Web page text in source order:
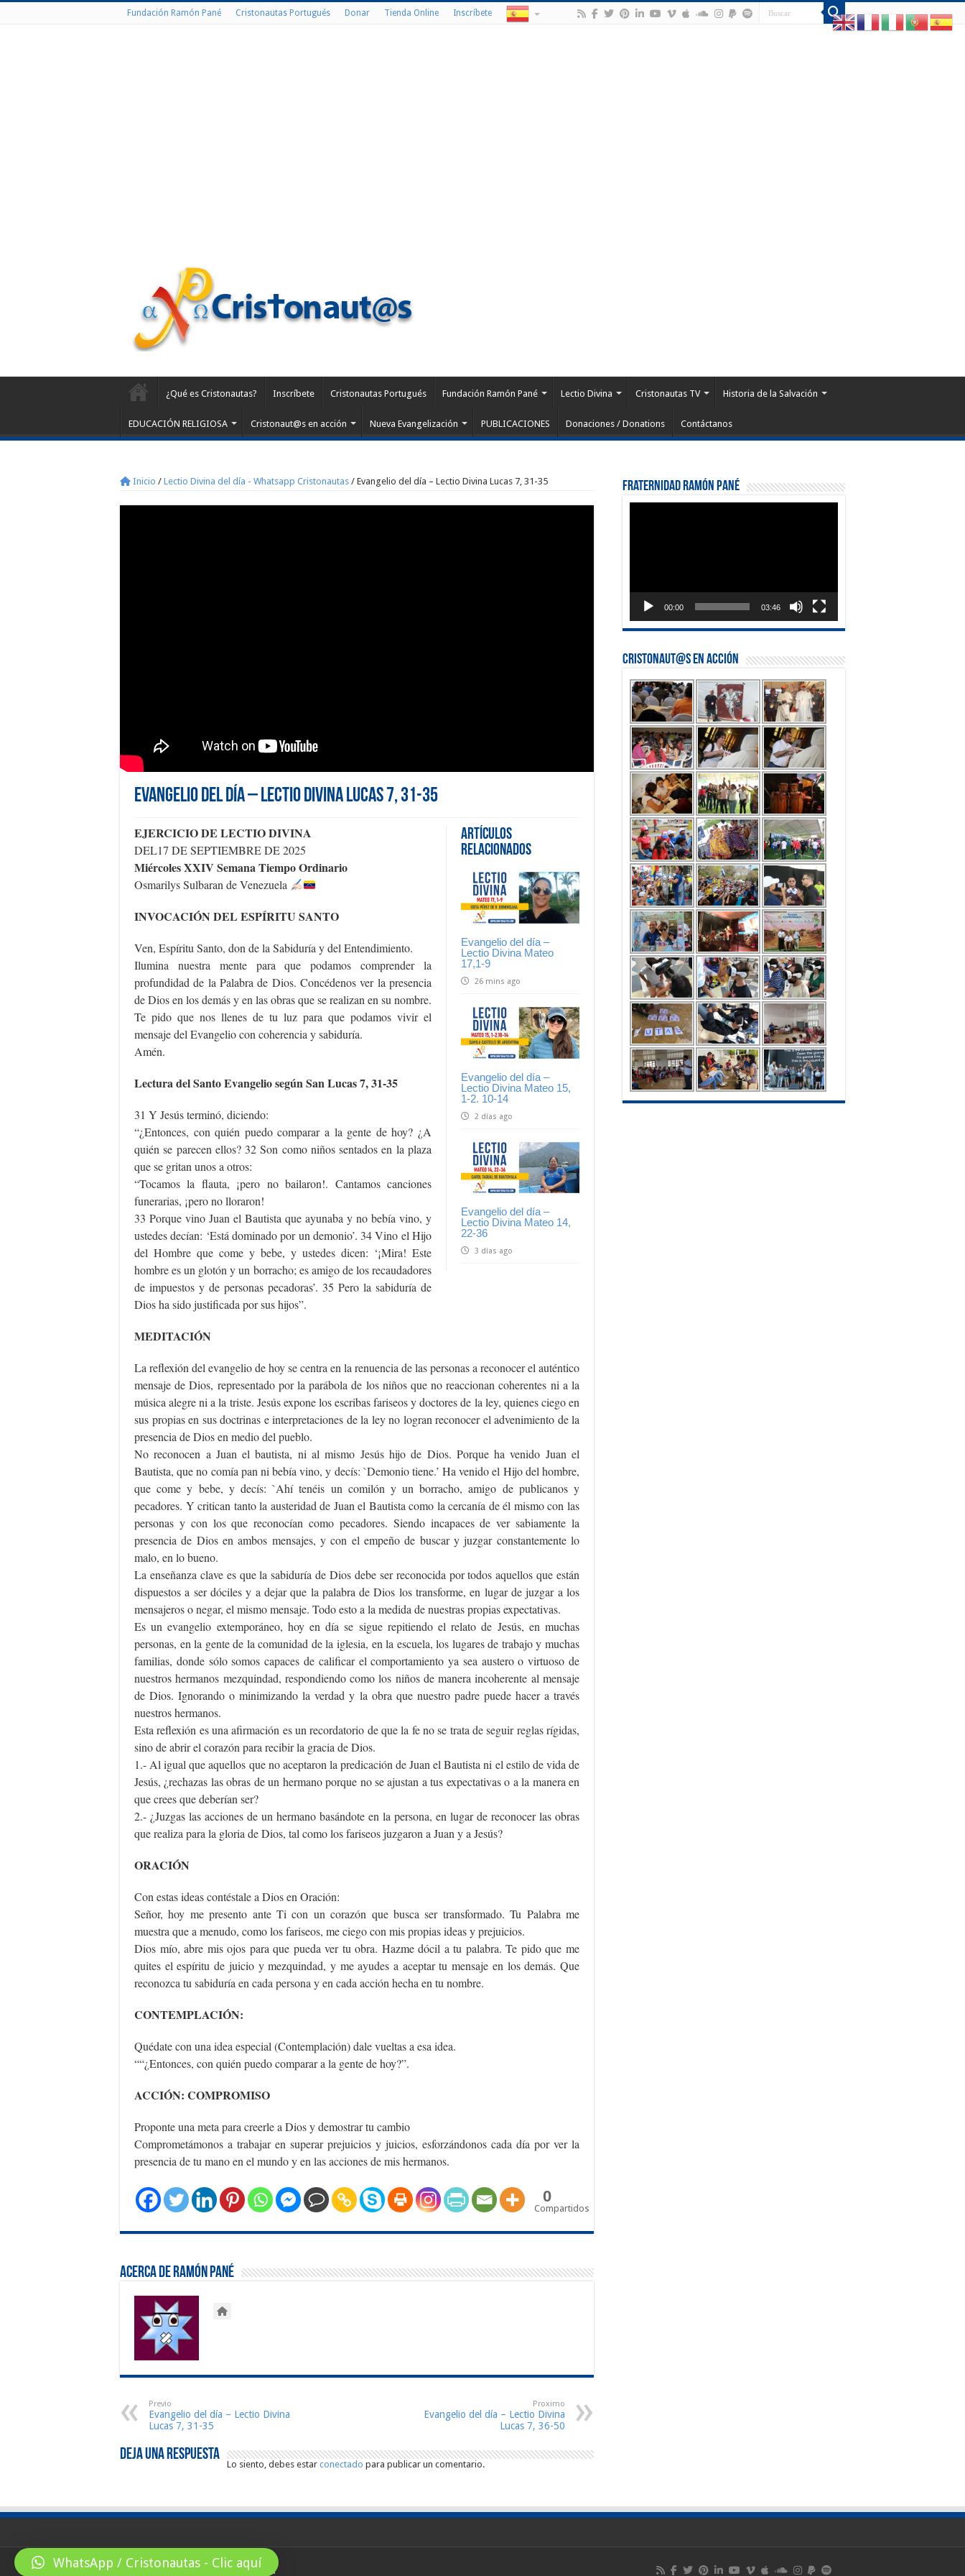
Fundación Ramón Pané Cristonautas Portugués Donar Tienda Online Inscríbete
¿Qué es Cristonautas? Inscríbete Cristonautas Portugués Fundación Ramón Pané Lectio Divina Cristonautas TV Historia de la Salvación
EDUCACIÓN RELIGIOSA Cristonaut@s en acción Nueva Evangelización PUBLICACIONES Donaciones / Donations Contáctanos
Inicio / Lectio Divina del día - Whatsapp Cristonautas / Evangelio del día – Lectio Divina Lucas 7, 31-35
Evangelio del día – Lectio Divina Lucas 7, 31-35
Artículos
Relacionados
Evangelio del día –
Lectio Divina Mateo
17,1-9
26 mins ago
Evangelio del día –
Lectio Divina Mateo 15,
1-2. 10-14
2 días ago
Evangelio del día –
Lectio Divina Mateo 14,
22-36
3 días ago
EJERCICIO DE LECTIO DIVINA
DEL17 DE SEPTIEMBRE DE 2025
Miércoles XXIV Semana Tiempo Ordinario
Osmarilys Sulbaran de Venezuela
INVOCACIÓN DEL ESPÍRITU SANTO
Ven, Espíritu Santo, don de la Sabiduría y del Entendimiento.
Ilumina nuestra mente para que podamos comprender la
profundidad de la Palabra de Dios. Concédenos ver la presencia
de Dios en los demás y en las obras que se realizan en su nombre.
Te pido que nos llenes de tu luz para que podamos vivir el
mensaje del Evangelio con coherencia y sabiduría.
Amén.
Lectura del Santo Evangelio según San Lucas 7, 31-35
31 Y Jesús terminó, diciendo:
“¿Entonces, con quién puedo comparar a la gente de hoy? ¿A
quién se parecen ellos? 32 Son como niños sentados en la plaza
que se gritan unos a otros:
“Tocamos la flauta, ¡pero no bailaron!. Cantamos canciones
funerarias, ¡pero no lloraron!
33 Porque vino Juan el Bautista que ayunaba y no bebía vino, y
ustedes decían: ‘Está dominado por un demonio’. 34 Vino el Hijo
del Hombre que come y bebe, y ustedes dicen: ‘¡Mira! Este
hombre es un glotón y un borracho; es amigo de los recaudadores
de impuestos y de personas pecadoras’. 35 Pero la sabiduría de
Dios ha sido justificada por sus hijos”.
MEDITACIÓN
La reflexión del evangelio de hoy se centra en la renuencia de las personas a reconocer el auténtico
mensaje de Dios, representado por la parábola de los niños que no reaccionan coherentes ni a la
música alegre ni a la triste. Jesús expone los escribas fariseos y doctores de la ley, quienes ciego en
sus propias en sus doctrinas e interpretaciones de la ley no logran reconocer el advenimiento de la
presencia de Dios en medio del pueblo.
No reconocen a Juan el bautista, ni al mismo Jesús hijo de Dios. Porque ha venido Juan el
Bautista, que no comía pan ni bebía vino, y decís: `Demonio tiene.’ Ha venido el Hijo del hombre,
que come y bebe, y decís: `Ahí tenéis un comilón y un borracho, amigo de publicanos y
pecadores. Y critican tanto la austeridad de Juan el Bautista como la cercanía de él mismo con las
personas y con los que reconocían como pecadores. Siendo incapaces de ver sabiamente la
presencia de Dios en ambos mensajes, y con el empeño de buscar y juzgar constantemente lo
malo, en lo bueno.
La enseñanza clave es que la sabiduría de Dios debe ser reconocida por todos aquellos que están
dispuestos a ser dóciles y a dejar que la palabra de Dios los transforme, en lugar de juzgar a los
mensajeros o negar, el mismo mensaje. Todo esto a la medida de nuestras propias expectativas.
Es un evangelio extemporáneo, hoy en día se sigue repitiendo el relato de Jesús, en muchas
personas, en la gente de la comunidad de la iglesia, en la escuela, los lugares de trabajo y muchas
familias, donde sólo somos capaces de calificar el comportamiento ya sea austero o virtuoso de
nuestros hermanos mezquindad, respondiendo como los niños de manera incoherente al mensaje
de Dios. Ignorando o minimizando la verdad y la obra que nuestro padre puede hacer a través
nuestros hermanos.
Esta reflexión es una afirmación es un recordatorio de que la fe no se trata de seguir reglas rígidas,
sino de abrir el corazón para recibir la gracia de Dios.
1.- Al igual que aquellos que no aceptaron la predicación de Juan el Bautista ni el estilo de vida de
Jesús, ¿rechazas las obras de un hermano porque no se ajustan a tus expectativas o a la manera en
que crees que deberían ser?
2.- ¿Juzgas las acciones de un hermano basándote en la persona, en lugar de reconocer las obras
que realiza para la gloria de Dios, tal como los fariseos juzgaron a Juan y a Jesús?
ORACIÓN
Con estas ideas contéstale a Dios en Oración:
Señor, hoy me presento ante Ti con un corazón que busca ser transformado. Tu Palabra me
muestra que a menudo, como los fariseos, me ciego con mis propias ideas y prejuicios.
Dios mío, abre mis ojos para que pueda ver tu obra. Hazme dócil a tu palabra. Te pido que me
quites el espíritu de juicio y mezquindad, y me ayudes a aceptar tu mensaje en los demás. Que
reconozca tu sabiduría en cada persona y en cada acción hecha en tu nombre.
CONTEMPLACIÓN:
Quédate con una idea especial (Contemplación) dale vueltas a esa idea.
““¿Entonces, con quién puedo comparar a la gente de hoy?”.
ACCIÓN: COMPROMISO
Proponte una meta para creerle a Dios y demostrar tu cambio
Comprometámonos a trabajar en superar prejuicios y juicios, esforzándonos cada día por ver la
presencia de tu mano en el mundo y en las acciones de mis hermanos.
0
Compartidos
Acerca de Ramón Pané
Previo
Evangelio del día – Lectio Divina
Lucas 7, 31-35
Proximo
Evangelio del día – Lectio Divina
Lucas 7, 36-50
Deja una respuesta
Lo siento, debes estar conectado para publicar un comentario.
Fraternidad Ramón Pané
00:00 03:46
Cristonaut@s en Acción
© Copyright 2026, All Rights Reserved
WhatsApp / Cristonautas - Clic aquí